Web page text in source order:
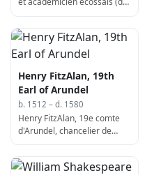
Henry FitzAlan, 19th
Earl of Arundel
b. 1512 – d. 1580
Henry FitzAlan, 19e comte
d'Arundel, chancelier de
(décédé en 1580)